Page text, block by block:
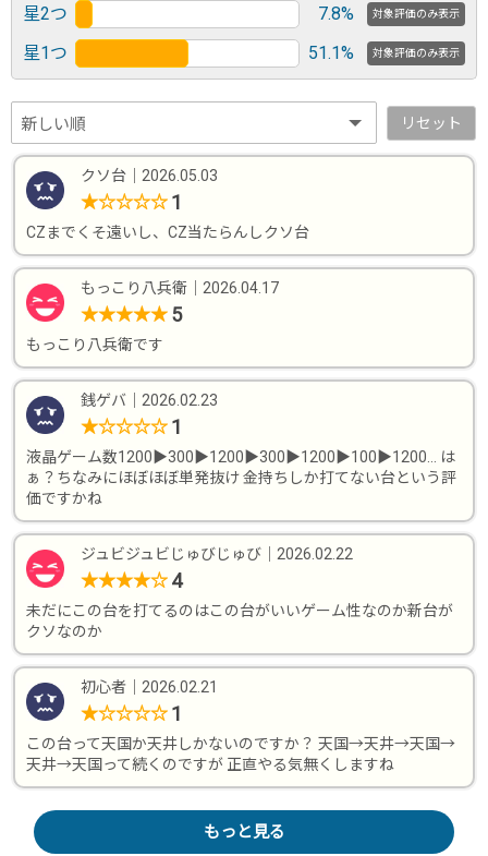
星2つ 7.8% 対象評価のみ表示
星1つ 51.1% 対象評価のみ表示
リセット
クソ台 2026.05.03
★☆☆☆☆ 1
CZまでくそ遠いし、CZ当たらんしクソ台
もっこり八兵衛 2026.04.17
★★★★★ 5
もっこり八兵衛です
銭ゲバ 2026.02.23
★☆☆☆☆ 1
液晶ゲーム数1200▶︎300▶︎1200▶︎300▶︎1200▶︎100▶︎1200… は
ぁ？ちなみにほぼほぼ単発抜け 金持ちしか打てない台という評
価ですかね
ジュビジュビじゅびじゅび 2026.02.22
★★★★☆ 4
未だにこの台を打てるのはこの台がいいゲーム性なのか新台が
クソなのか
初心者 2026.02.21
★☆☆☆☆ 1
この台って天国か天井しかないのですか？ 天国→天井→天国→
天井→天国って続くのですが 正直やる気無くしますね
もっと見る